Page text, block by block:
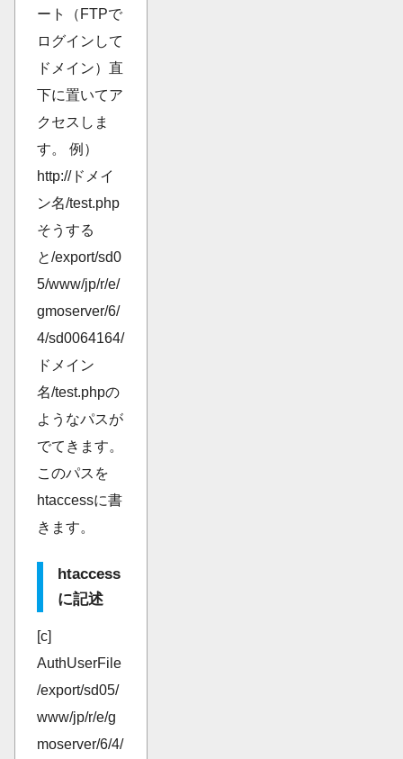
ート（FTPで
ログインして
ドメイン）直
下に置いてア
クセスしま
す。 例）
http://ドメイ
ン名/test.php
そうする
と/export/sd0
5/www/jp/r/e/
gmoserver/6/
4/sd0064164/
ドメイン
名/test.phpの
ようなパスが
でてきます。
このパスを
htaccessに書
きます。
htaccess
に記述
[c]
AuthUserFile
/export/sd05/
www/jp/r/e/g
moserver/6/4/